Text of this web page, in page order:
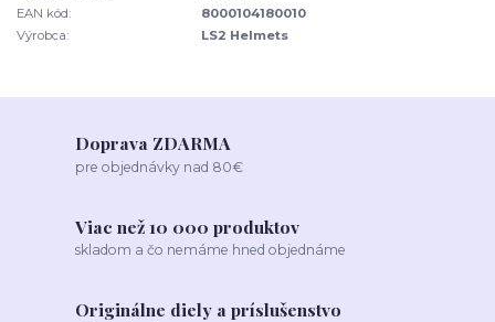
EAN kód:
8000104180010
Výrobca:
LS2 Helmets
Doprava ZDARMA
pre objednávky nad 80€
Viac než 10 000 produktov
skladom a čo nemáme hned objednáme
Originálne diely a príslušenstvo